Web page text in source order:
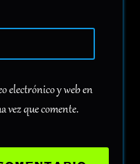
electrónico y web en
vez que comente.